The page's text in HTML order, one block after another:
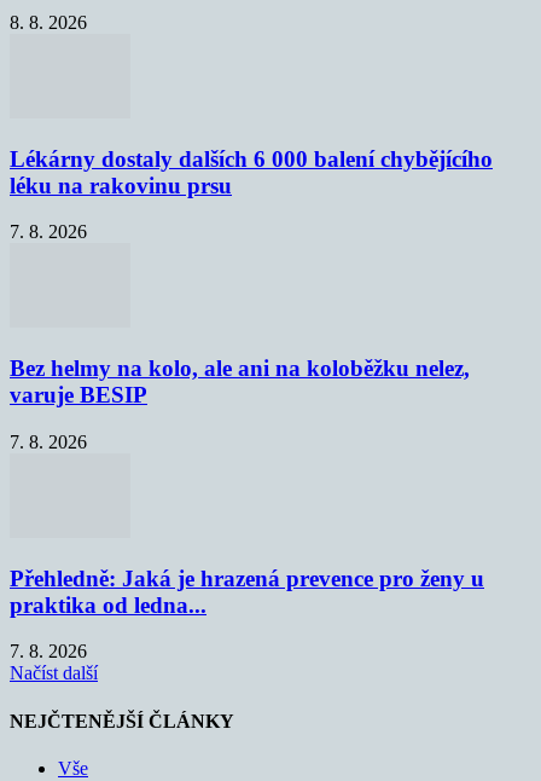
8. 8. 2026
Lékárny dostaly dalších 6 000 balení chybějícího
léku na rakovinu prsu
7. 8. 2026
Bez helmy na kolo, ale ani na koloběžku nelez,
varuje BESIP
7. 8. 2026
Přehledně: Jaká je hrazená prevence pro ženy u
praktika od ledna...
7. 8. 2026
Načíst další
NEJČTENĚJŠÍ ČLÁNKY
Vše